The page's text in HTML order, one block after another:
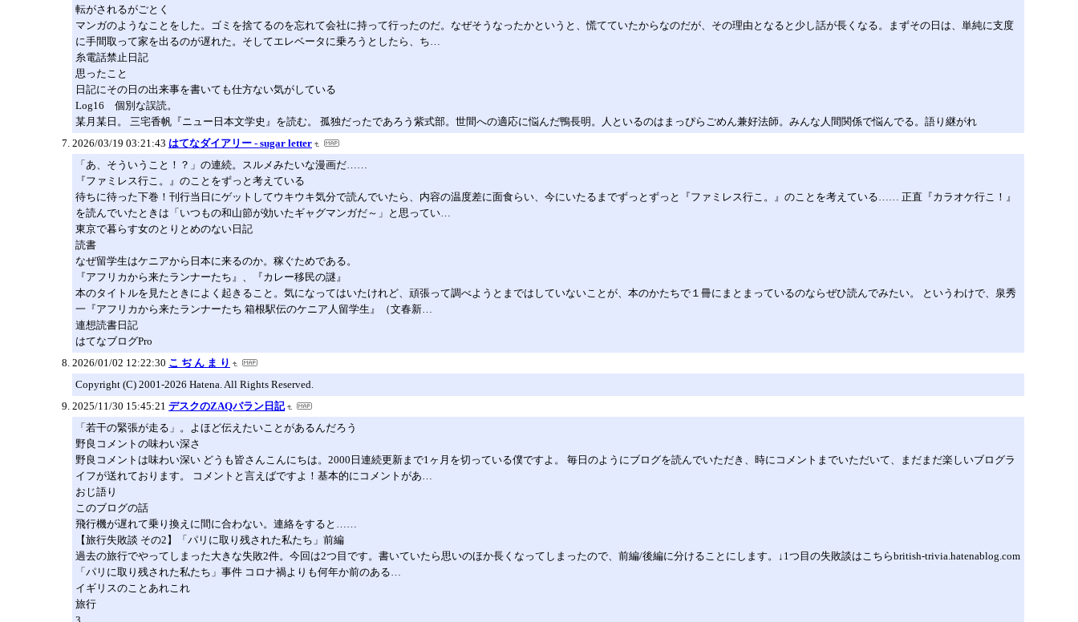
転がされるがごとく
マンガのようなことをした。ゴミを捨てるのを忘れて会社に持って行ったのだ。なぜそうなったかというと、慌てていたからなのだが、その理由となると少し話が長くなる。まずその日は、単純に支度
に手間取って家を出るのが遅れた。そしてエレベータに乗ろうとしたら、ち…
糸電話禁止日記
思ったこと
日記にその日の出来事を書いても仕方ない気がしている
Log16 個別な誤読。
某月某日。 三宅香帆『ニュー日本文学史』を読む。 孤独だったであろう紫式部。世間への適応に悩んだ鴨長明。人といるのはまっぴらごめん兼好法師。みんな人間関係で悩んでる。語り継がれ
2026/03/19 03:21:43 はてなダイアリー - sugar letter
「あ、そういうこと！？」の連続。スルメみたいな漫画だ……
『ファミレス行こ。』のことをずっと考えている
待ちに待った下巻！刊行当日にゲットしてウキウキ気分で読んでいたら、内容の温度差に面食らい、今にいたるまでずっとずっと『ファミレス行こ。』のことを考えている…… 正直『カラオケ行こ！』
を読んでいたときは「いつもの和山節が効いたギャグマンガだ～」と思ってい…
東京で暮らす女のとりとめのない日記
読書
なぜ留学生はケニアから日本に来るのか。稼ぐためである。
『アフリカから来たランナーたち』、『カレー移民の謎』
本のタイトルを見たときによく起きること。気になってはいたけれど、頑張って調べようとまではしていないことが、本のかたちで１冊にまとまっているのならぜひ読んでみたい。 というわけで、泉秀
一『アフリカから来たランナーたち 箱根駅伝のケニア人留学生』（文春新…
連想読書日記
はてなブログPro
2026/01/02 12:22:30 こ ぢ ん ま り
Copyright (C) 2001-2026 Hatena. All Rights Reserved.
2025/11/30 15:45:21 デスクのZAQバラン日記
「若干の緊張が走る」。よほど伝えたいことがあるんだろう
野良コメントの味わい深さ
野良コメントは味わい深い どうも皆さんこんにちは。2000日連続更新まで1ヶ月を切っている僕ですよ。 毎日のようにブログを読んでいただき、時にコメントまでいただいて、まだまだ楽しいブログラ
イフが送れております。 コメントと言えばですよ！基本的にコメントがあ…
おじ語り
このブログの話
飛行機が遅れて乗り換えに間に合わない。連絡をすると……
【旅行失敗談 その2】「パリに取り残された私たち」前編
過去の旅行でやってしまった大きな失敗2件。今回は2つ目です。書いていたら思いのほか長くなってしまったので、前編/後編に分けることにします。↓1つ目の失敗談はこちらbritish-trivia.hatenablog.com
「パリに取り残された私たち」事件 コロナ禍よりも何年か前のある…
イギリスのことあれこれ
旅行